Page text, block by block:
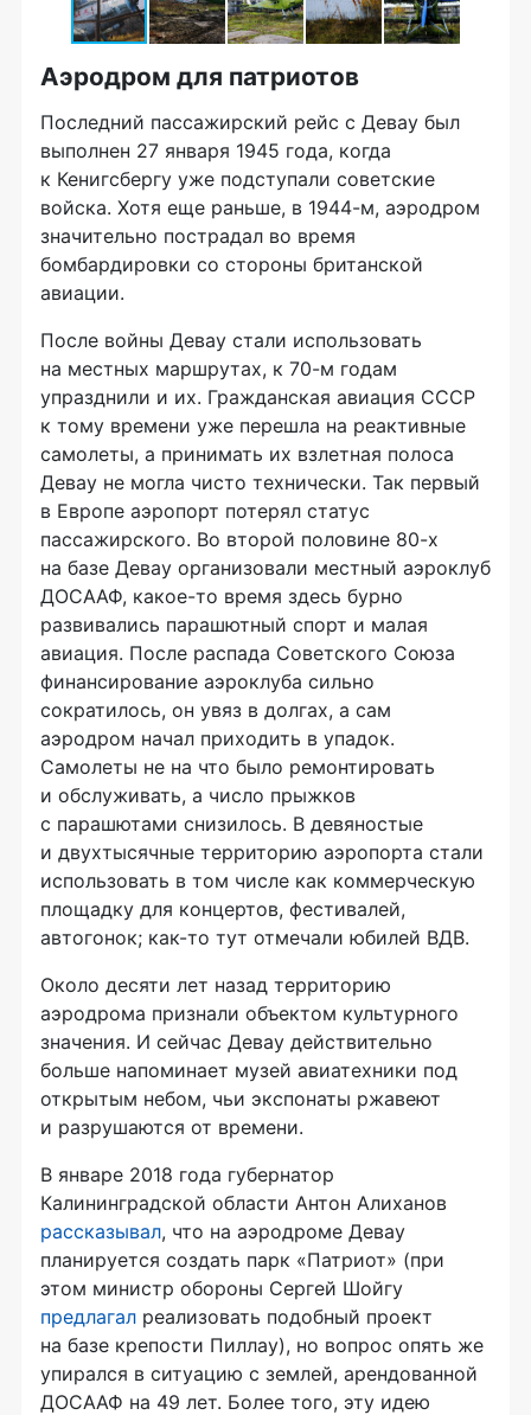
Аэродром для патриотов
Последний пассажирский рейс с Девау был
выполнен 27 января 1945 года, когда
к Кенигсбергу уже подступали советские
войска. Хотя еще раньше, в 1944-м, аэродром
значительно пострадал во время
бомбардировки со стороны британской
авиации.
После войны Девау стали использовать
на местных маршрутах, к 70-м годам
упразднили и их. Гражданская авиация СССР
к тому времени уже перешла на реактивные
самолеты, а принимать их взлетная полоса
Девау не могла чисто технически. Так первый
в Европе аэропорт потерял статус
пассажирского. Во второй половине 80-х
на базе Девау организовали местный аэроклуб
ДОСААФ, какое-то время здесь бурно
развивались парашютный спорт и малая
авиация. После распада Советского Союза
финансирование аэроклуба сильно
сократилось, он увяз в долгах, а сам
аэродром начал приходить в упадок.
Самолеты не на что было ремонтировать
и обслуживать, а число прыжков
с парашютами снизилось. В девяностые
и двухтысячные территорию аэропорта стали
использовать в том числе как коммерческую
площадку для концертов, фестивалей,
автогонок; как-то тут отмечали юбилей ВДВ.
Около десяти лет назад территорию
аэродрома признали объектом культурного
значения. И сейчас Девау действительно
больше напоминает музей авиатехники под
открытым небом, чьи экспонаты ржавеют
и разрушаются от времени.
В январе 2018 года губернатор
Калининградской области Антон Алиханов
рассказывал, что на аэродроме Девау
планируется создать парк «Патриот» (при
этом министр обороны Сергей Шойгу
предлагал реализовать подобный проект
на базе крепости Пиллау), но вопрос опять же
упирался в ситуацию с землей, арендованной
ДОСААФ на 49 лет. Более того, эту идею